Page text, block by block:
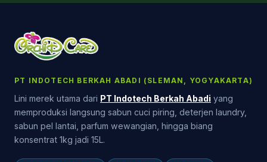
PT INDOTECH BERKAH ABADI (SLEMAN, YOGYAKARTA)
Lini merek utama dari PT Indotech Berkah Abadi yang
memproduksi langsung sabun cuci piring, deterjen laundry,
sabun pel lantai, parfum wewangian, hingga biang
konsentrat 1kg jadi 15L.